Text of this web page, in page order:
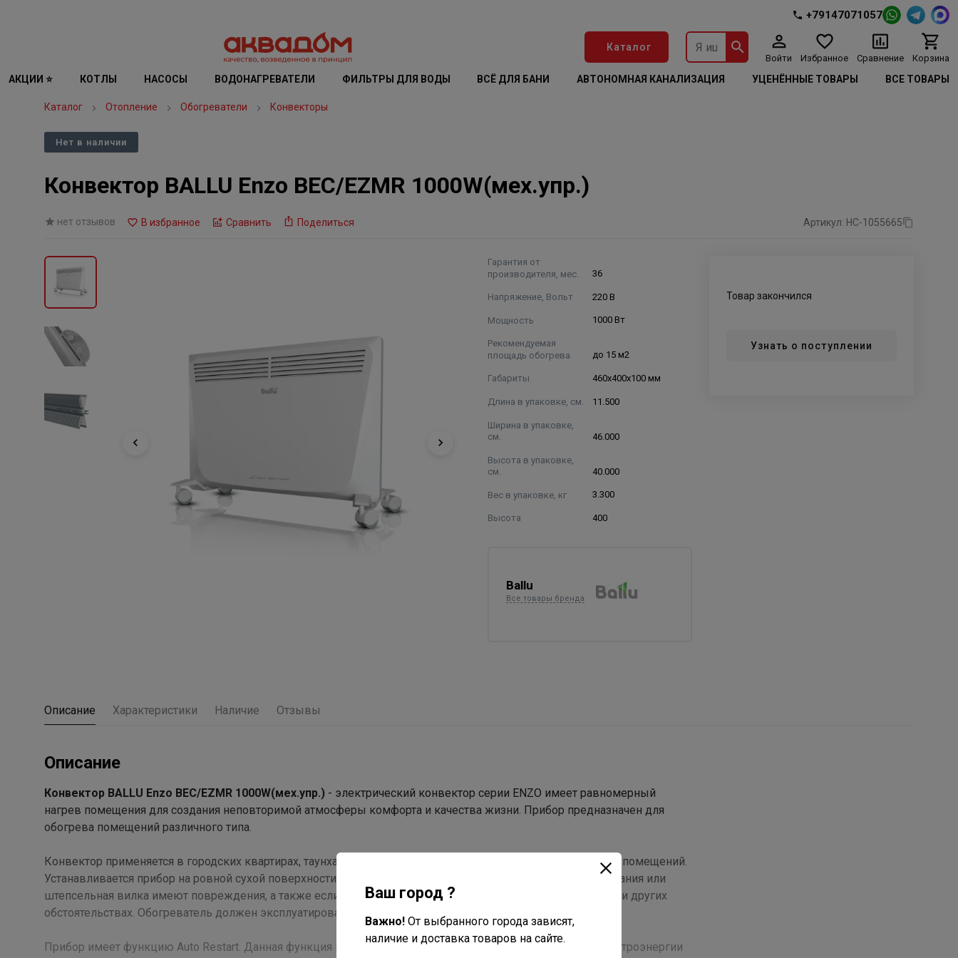
+79147071057
Каталог
Войти Избранное Сравнение Корзина
АКЦИИ ⭐ КОТЛЫ НАСОСЫ ВОДОНАГРЕВАТЕЛИ ФИЛЬТРЫ ДЛЯ ВОДЫ ВСЁ ДЛЯ БАНИ АВТОНОМНАЯ КАНАЛИЗАЦИЯ УЦЕНЁННЫЕ ТОВАРЫ ВСЕ ТОВАРЫ
Каталог Отопление Обогреватели Конвекторы
Нет в наличии
Конвектор BALLU Enzo BEC/EZMR 1000W(мех.упр.)
нет отзывов В избранное Сравнить Поделиться Артикул: НС-1055665
Гарантия от
производителя, мес.
36
Напряжение, Вольт 220 В
Мощность 1000 Вт
Рекомендуемая
площадь обогрева
до 15 м2
Габариты 460х400х100 мм
Длина в упаковке, см. 11.500
Ширина в упаковке,
см.
46.000
Высота в упаковке,
см.
40.000
Вес в упаковке, кг 3.300
Высота 400
Ballu
Все товары бренда
Товар закончился
Узнать о поступлении
Описание Характеристики Наличие Отзывы
Описание
Конвектор BALLU Enzo BEC/EZMR 1000W(мех.упр.) - электрический конвектор серии ENZO имеет равномерный
нагрев помещения для создания неповторимой атмосферы комфорта и качества жизни. Прибор предназначен для
обогрева помещений различного типа.
Конвектор применяется в городских квартирах, таунхаусах, загородных домах, дачи, офисах и других типах помещений.
Устанавливается прибор на ровной сухой поверхности. Не используйте конвектор, если кабель электропитания или
штепсельная вилка имеют повреждения, а также если прибор неисправен, поврежден при падении или при других
обстоятельствах. Обогреватель должен эксплуатироваться только в собранном виде.
Прибор имеет функцию Auto Restart. Данная функция позволяет при незапланированном отключении электроэнергии
Ваш город ?
Важно! От выбранного города зависят,
наличие и доставка товаров на сайте.